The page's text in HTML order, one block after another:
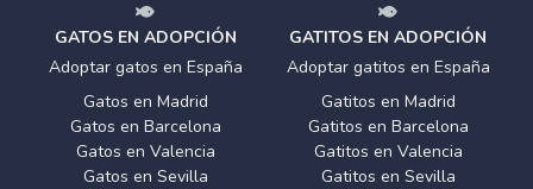
GATOS EN ADOPCIÓN
Adoptar gatos en España
Gatos en Madrid
Gatos en Barcelona
Gatos en Valencia
Gatos en Sevilla
GATITOS EN ADOPCIÓN
Adoptar gatitos en España
Gatitos en Madrid
Gatitos en Barcelona
Gatitos en Valencia
Gatitos en Sevilla